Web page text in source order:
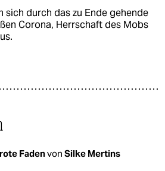
sich durch das zu Ende gehende
Corona, Herrschaft des Mobs
Fadenvon Silke Mertins